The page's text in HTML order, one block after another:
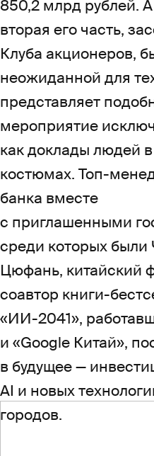
850,2 млрд рублей.
вторая его часть,
Клуба акционеров,
неожиданной для
представляет
мероприятие
как доклады людей
костюмах. Топ-
банка вместе
с приглашенными
среди которых были
Цюфань, китайский
соавтор книги-
«ИИ-2041»,
и «Google Китай»,
в будущее —
AI и новых
городов.